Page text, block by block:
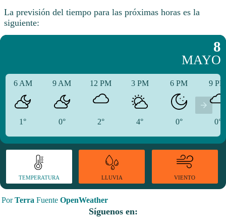
La previsión del tiempo para las próximas horas es la
siguiente:
8
MAYO
6 AM
1°
9 AM
0°
12 PM
2°
3 PM
4°
6 PM
0°
9
0°
TEMPERATURA LLUVIA VIENTO
PorTerra Fuente OpenWeather
Síguenos en: